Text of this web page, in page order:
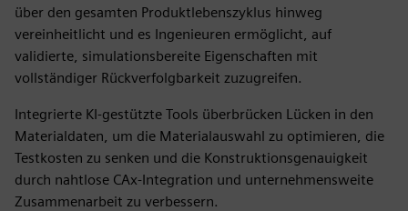
über den gesamten Produktlebenszyklus hinweg
vereinheitlicht und es Ingenieuren ermöglicht, auf
validierte, simulationsbereite Eigenschaften mit
vollständiger Rückverfolgbarkeit zuzugreifen.
Integrierte KI-gestützte Tools überbrücken Lücken in den
Materialdaten, um die Materialauswahl zu optimieren, die
Testkosten zu senken und die Konstruktionsgenauigkeit
durch nahtlose CAx-Integration und unternehmensweite
Zusammenarbeit zu verbessern.